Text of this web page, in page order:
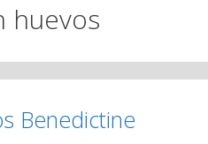
huevos
Benedictine